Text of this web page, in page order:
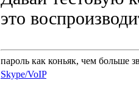
это
пароль как коньяк, чем больше
Skype/VoIP